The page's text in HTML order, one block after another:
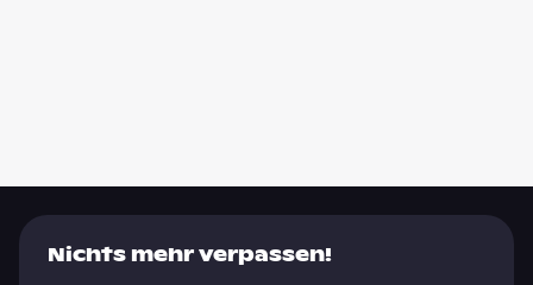
Nichts mehr verpassen!